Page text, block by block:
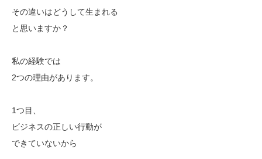
その違いはどうして生まれる
と思いますか？
私の経験では
2つの理由があります。
1つ目、
ビジネスの正しい行動が
できていないから